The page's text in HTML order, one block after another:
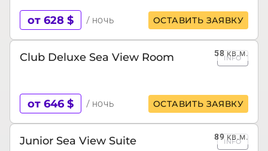
от 628 $ / ночь ОСТАВИТЬ ЗАЯВКУ
58кв.м.
Club Deluxe Sea View Room INFO
от 646 $ / ночь ОСТАВИТЬ ЗАЯВКУ
89кв.м.
Junior Sea View Suite INFO